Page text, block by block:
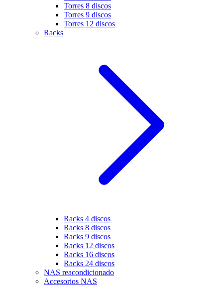
Torres 8 discos
Torres 9 discos
Torres 12 discos
Racks
Racks 4 discos
Racks 8 discos
Racks 9 discos
Racks 12 discos
Racks 16 discos
Racks 24 discos
NAS reacondicionado
Accesorios NAS